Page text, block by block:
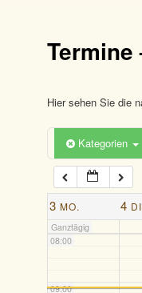
Termine
Hier sehen Sie die
Kategorien
3 MO. 4
Ganztägig
04:00
05:00
06:00
07:00
08:00
09:00